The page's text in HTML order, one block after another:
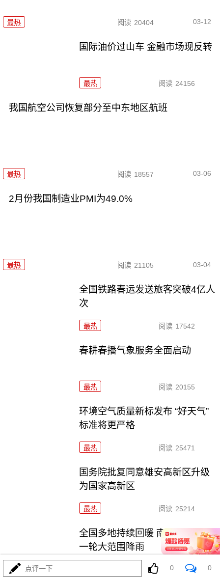
最热 阅读 20404 03-12
国际油价过山车 金融市场现反转
最热 阅读 24156
我国航空公司恢复部分至中东地区航班
最热 阅读 18557 03-06
2月份我国制造业PMI为49.0%
最热 阅读 21105 03-04
全国铁路春运发送旅客突破4亿人
次
最热 阅读 17542
春耕春播气象服务全面启动
最热 阅读 20155
环境空气质量新标发布 “好天气”
标准将更严格
最热 阅读 25471
国务院批复同意雄安高新区升级
为国家高新区
最热 阅读 25214
全国多地持续回暖 南方将开启新
一轮大范围降雨
阅读 21585
点评一下 0 0